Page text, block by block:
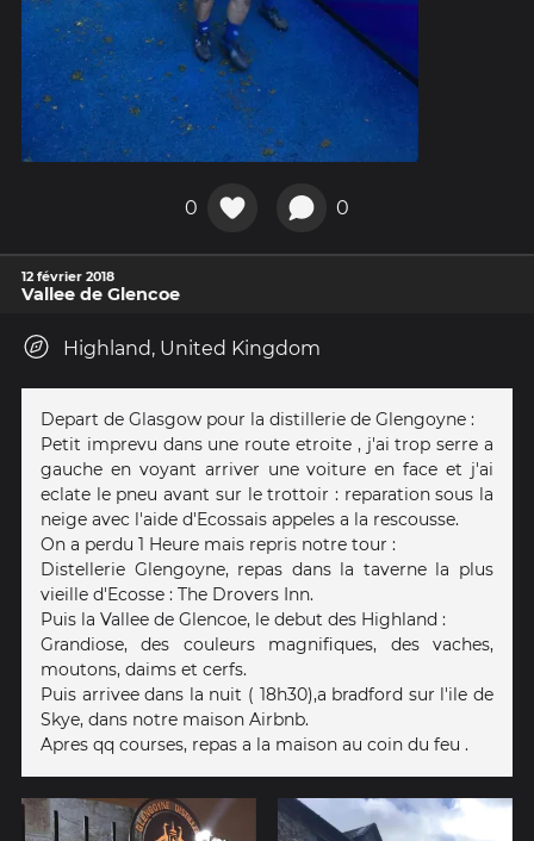
0 0
12 février 2018
Vallee de Glencoe
Highland, United Kingdom
Depart de Glasgow pour la distillerie de Glengoyne :
Petit imprevu dans une route etroite , j'ai trop serre a
gauche en voyant arriver une voiture en face et j'ai
eclate le pneu avant sur le trottoir : reparation sous la
neige avec l'aide d'Ecossais appeles a la rescousse.
On a perdu 1 Heure mais repris notre tour :
Distellerie Glengoyne, repas dans la taverne la plus
vieille d'Ecosse : The Drovers Inn.
Puis la Vallee de Glencoe, le debut des Highland :
Grandiose, des couleurs magnifiques, des vaches,
moutons, daims et cerfs.
Puis arrivee dans la nuit ( 18h30),a bradford sur l'ile de
Skye, dans notre maison Airbnb.
Apres qq courses, repas a la maison au coin du feu .